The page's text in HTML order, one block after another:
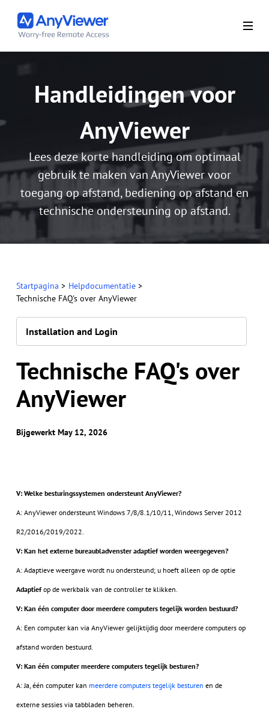
Handleidingen voor
AnyViewer
Lees deze korte handleiding om optimaal
gebruik te maken van AnyViewer voor
toegang op afstand, bediening op afstand en
technische ondersteuning op afstand.
Startpagina > Helpdocumentatie>
Technische FAQ's over AnyViewer
Installation and Login
Technische FAQ's over
AnyViewer
Bijgewerkt May 12, 2026
V: Welke besturingssystemen ondersteunt AnyViewer?
A: AnyViewer ondersteunt Windows 7/8/8.1/10/11, Windows Server 2012
R2/2016/2019/2022.
V: Kan het externe bureaubladvenster adaptief worden weergegeven?
A: Adaptieve weergave wordt nu ondersteund; u hoeft alleen op de optie
Adaptiefop de werkbalk van de controller te klikken.
V: Kan één computer door meerdere computers tegelijk worden bestuurd?
A: Een computer kan via AnyViewer gelijktijdig door meerdere computers op
afstand worden bestuurd.
V: Kan één computer meerdere computers tegelijk besturen?
A: Ja, één computer kan meerdere computers tegelijk besturen en de
externe sessies via tabbladen beheren.